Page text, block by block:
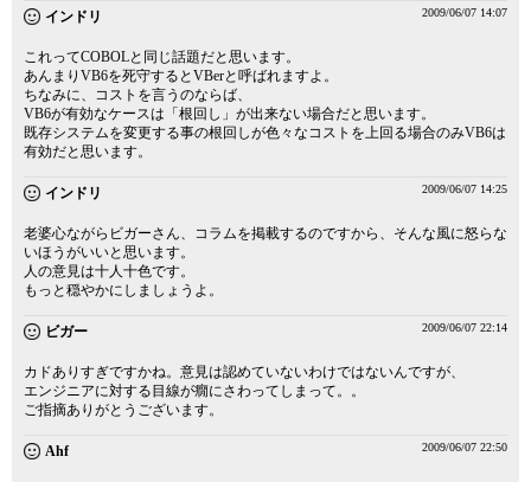
インドリ 2009/06/07 14:07
これってCOBOLと同じ話題だと思います。
あんまりVB6を死守するとVBerと呼ばれますよ。
ちなみに、コストを言うのならば、
VB6が有効なケースは「根回し」が出来ない場合だと思います。
既存システムを変更する事の根回しが色々なコストを上回る場合のみVB6は
有効だと思います。
インドリ 2009/06/07 14:25
老婆心ながらビガーさん、コラムを掲載するのですから、そんな風に怒らな
いほうがいいと思います。
人の意見は十人十色です。
もっと穏やかにしましょうよ。
ビガー 2009/06/07 22:14
カドありすぎですかね。意見は認めていないわけではないんですが、
エンジニアに対する目線が癇にさわってしまって。。
ご指摘ありがとうございます。
Ahf 2009/06/07 22:50